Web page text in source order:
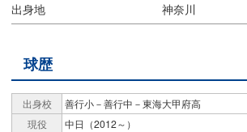
出身地
神奈川
球歴
出身校
善行小－善行中－東海大甲府高
現役
中日（2012～）